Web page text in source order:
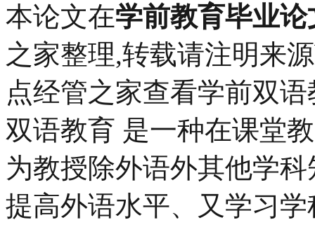
本论文在学前教育毕业论
之家整理,转载请注明来
点经管之家查看学前双
双语教育 是一种在课堂
为教授除外语外其他学
提高外语水平、又学习